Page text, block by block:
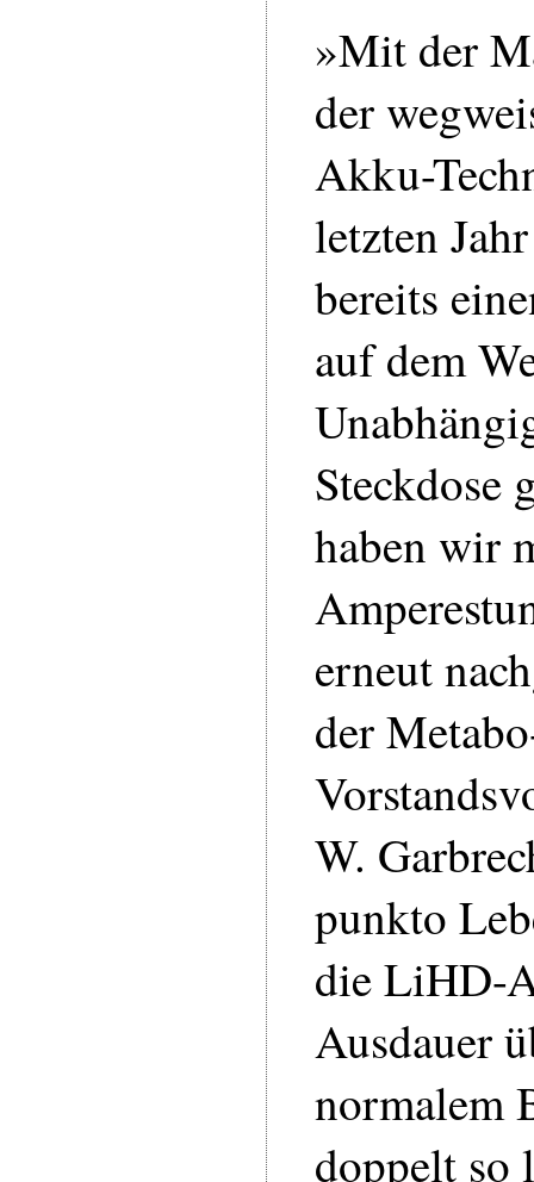
»Mit der
der
Akku-
letzten
bereits
auf dem
Steckdose
haben wir
erneut
der
W.
punkto
die LiHD-
Ausdauer
normalem
doppelt so